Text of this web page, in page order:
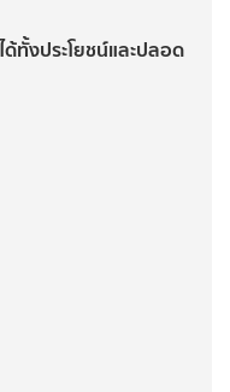
ทั้งประโยชน์และปลอด